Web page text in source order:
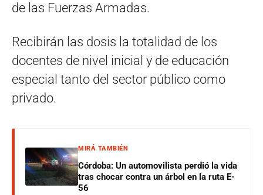
de las Fuerzas Armadas.
Recibirán las dosis la totalidad de los
docentes de nivel inicial y de educación
especial tanto del sector público como
privado.
MIRÁ TAMBIÉN
Córdoba: Un automovilista perdió la vida
tras chocar contra un árbol en la ruta E-
56